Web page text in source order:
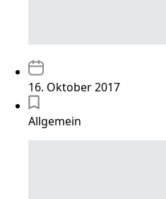
16. Oktober 2017
Allgemein